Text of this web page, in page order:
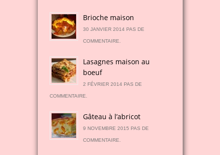
Brioche maison
30 JANVIER 2014 PAS DE
COMMENTAIRE.
Lasagnes maison au
boeuf
2 FÉVRIER 2014 PAS DE
COMMENTAIRE.
Gâteau à l’abricot
9 NOVEMBRE 2015 PAS DE
COMMENTAIRE.